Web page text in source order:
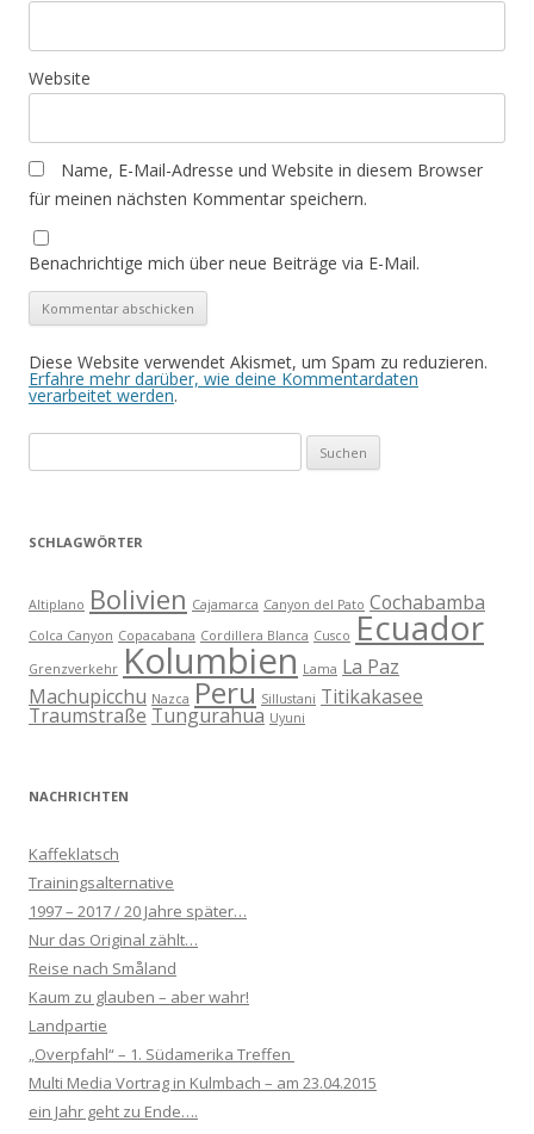
Website
Name, E-Mail-Adresse und Website in diesem Browser
für meinen nächsten Kommentar speichern.
Benachrichtige mich über neue Beiträge via E-Mail.
Diese Website verwendet Akismet, um Spam zu reduzieren.
Erfahre mehr darüber, wie deine Kommentardaten
verarbeitet werden.
nach:
SCHLAGWÖRTER
Altiplano Bolivien Cajamarca Canyon del Pato Cochabamba
Colca Canyon Copacabana Cordillera Blanca Cusco Ecuador
Grenzverkehr Kolumbien Lama La Paz
Machupicchu Nazca Peru Sillustani Titikakasee
Traumstraße Tungurahua Uyuni
NACHRICHTEN
Kaffeklatsch
Trainingsalternative
1997 – 2017 / 20 Jahre später…
Nur das Original zählt…
Reise nach Småland
Kaum zu glauben – aber wahr!
Landpartie
„Overpfahl“ – 1. Südamerika Treffen
Multi Media Vortrag in Kulmbach – am 23.04.2015
ein Jahr geht zu Ende….